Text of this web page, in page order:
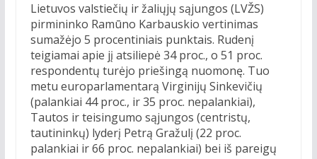
Lietuvos valstiečių ir žaliųjų sąjungos (LVŽS)
pirmininko Ramūno Karbauskio vertinimas
sumažėjo 5 procentiniais punktais. Rudenį
teigiamai apie jį atsiliepė 34 proc., o 51 proc.
respondentų turėjo priešingą nuomonę. Tuo
metu europarlamentarą Virginijų Sinkevičių
(palankiai 44 proc., ir 35 proc. nepalankiai),
Tautos ir teisingumo sąjungos (centristų,
tautininkų) lyderį Petrą Gražulį (22 proc.
palankiai ir 66 proc. nepalankiai) bei iš pareigų